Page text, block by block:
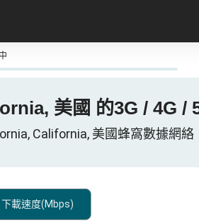
美國 的3G / 4G /
California, 美國蜂窩數據網絡
下載速度(Mbps)